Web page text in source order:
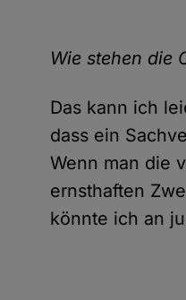
Wie stehen die
Das kann ich
dass ein
Wenn man die
ernsthaften
könnte ich an